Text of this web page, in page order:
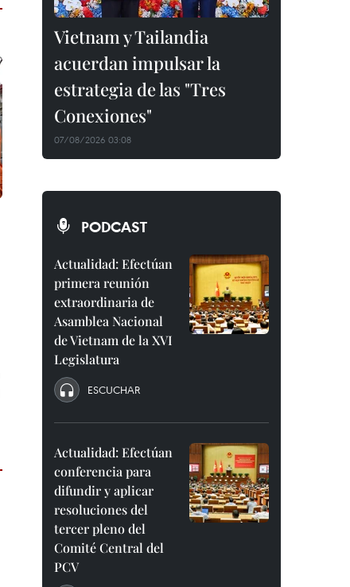
Vietnam y Tailandia
acuerdan impulsar la
estrategia de las "Tres
Conexiones"
07/08/2026 03:08
PODCAST
Actualidad: Efectúan
primera reunión
extraordinaria de
Asamblea Nacional
de Vietnam de la XVI
Legislatura
ESCUCHAR
Actualidad: Efectúan
conferencia para
difundir y aplicar
resoluciones del
tercer pleno del
Comité Central del
PCV